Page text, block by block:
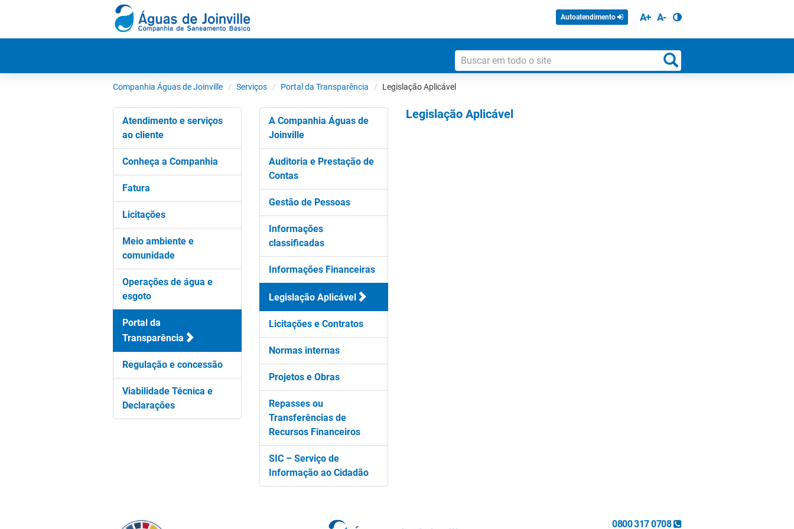
Autoatendimento A+ A-
Companhia Águas de Joinville Serviços Portal da Transparência Legislação Aplicável
Atendimento e serviços
ao cliente
Conheça a Companhia
Fatura
Licitações
Meio ambiente e
comunidade
Operações de água e
esgoto
Portal da
Transparência
Regulação e concessão
Viabilidade Técnica e
Declarações
A Companhia Águas de
Joinville
Auditoria e Prestação de
Contas
Gestão de Pessoas
Informações
classificadas
Informações Financeiras
Legislação Aplicável
Licitações e Contratos
Normas internas
Projetos e Obras
Repasses ou
Transferências de
Recursos Financeiros
SIC – Serviço de
Informação ao Cidadão
Legislação Aplicável
0800 317 0708